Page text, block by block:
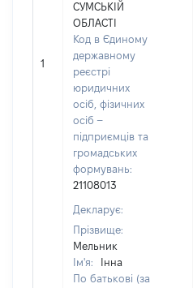
1
СУМСЬКІЙ
ОБЛАСТІ
Код в Єдиному
державному
реєстрі
юридичних
осіб, фізичних
осіб –
підприємців та
громадських
формувань:
21108013
Декларує:
Прізвище:
Мельник
Ім'я:
Інна
По батькові (за